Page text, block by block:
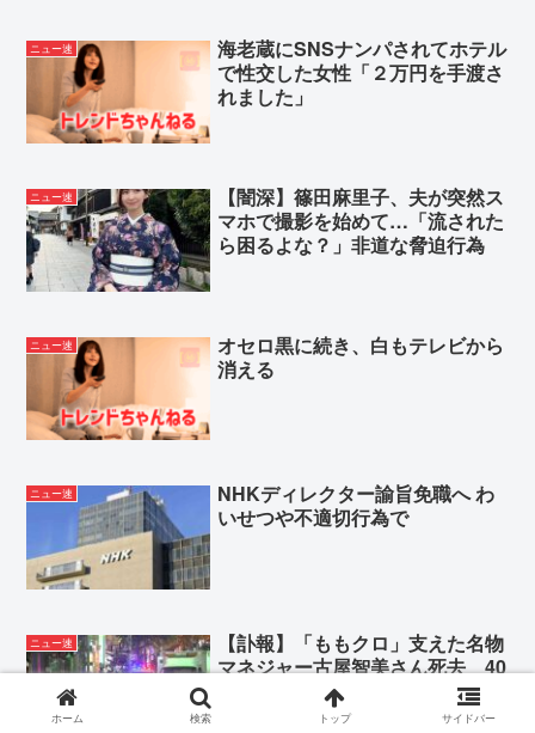
ニュー速
海老蔵にSNSナンパされてホテル
で性交した女性「２万円を手渡さ
れました」
ニュー速
【闇深】篠田麻里子、夫が突然ス
マホで撮影を始めて…「流された
ら困るよな？」非道な脅迫行為
ニュー速
オセロ黒に続き、白もテレビから
消える
ニュー速
NHKディレクター諭旨免職へ わ
いせつや不適切行為で
ニュー速
【訃報】「ももクロ」支えた名物
マネジャー古屋智美さん死去 40
ホーム 検索 トップ サイドバー